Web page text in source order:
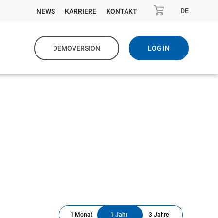
NEWS KARRIERE KONTAKT DE
DEMOVERSION LOG IN
1 Monat 1 Jahr 3 Jahre